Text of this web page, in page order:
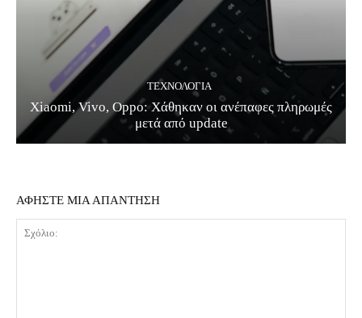
ΤΕΧΝΟΛΟΓΊΑ
Xiaomi, Vivo, Oppo: Χάθηκαν οι ανέπαφες πληρωμές
μετά από update
ΑΦΗΣΤΕ ΜΙΑ ΑΠΑΝΤΗΣΗ